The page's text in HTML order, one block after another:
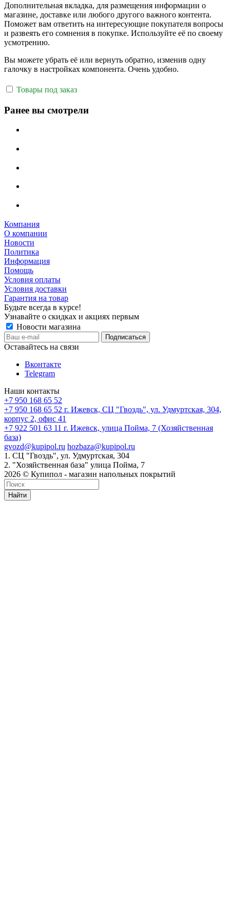
Дополнительная вкладка, для размещения информации о
магазине, доставке или любого другого важного контента.
Поможет вам ответить на интересующие покупателя вопросы
и развеять его сомнения в покупке. Используйте её по своему
усмотрению.
Вы можете убрать её или вернуть обратно, изменив одну
галочку в настройках компонента. Очень удобно.
Товары под заказ
Ранее вы смотрели
Компания
О компании
Новости
Политика
Информация
Помощь
Условия оплаты
Условия доставки
Гарантия на товар
Будьте всегда в курсе!
Узнавайте о скидках и акциях первым
Новости магазина
Оставайтесь на связи
Вконтакте
Telegram
Наши контакты
+7 950 168 65 52
+7 950 168 65 52 г. Ижевск, СЦ "Гвоздь", ул. Удмуртская, 304,
корпус 2, офис 41
+7 922 501 63 11 г. Ижевск, улица Пойма, 7 (Хозяйственная
база)
gvozd@kupipol.ru hozbaza@kupipol.ru
1. СЦ "Гвоздь", ул. Удмуртская, 304
2. "Хозяйственная база" улица Пойма, 7
2026 © Купипол - магазин напольных покрытий
Найти